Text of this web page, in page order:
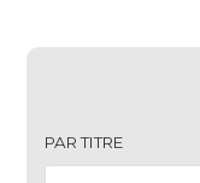
PAR TITRE